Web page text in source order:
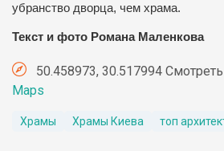
убранство дворца, чем храма.
Текст и фото Романа Маленкова
50.458973, 30.517994 Смотреть
Maps
Храмы Храмы Киева топ